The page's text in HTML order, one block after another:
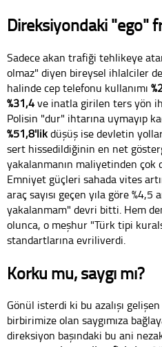
Direksiyondaki "ego"
Sadece akan trafiği tehlikeye
olmaz" diyen bireysel ihlalciler
halinde cep telefonu kullanımı
%31,4ve inatla girilen ters yön
Polisin "dur" ihtarına uymayıp
%51,8'likdüşüş ise devletin
sert hissedildiğinin en net
yakalanmanın maliyetinden çok
Emniyet güçleri sahada vites
araç sayısı geçen yıla göre %4,5
yakalanmam" devri bitti. Hem
olunca, o meşhur "Türk tipi
standartlarına evriliverdi.
Korku mu, saygı mı?
Gönül isterdi ki bu azalışı
birbirimize olan saygımıza
direksiyon başındaki bu ani